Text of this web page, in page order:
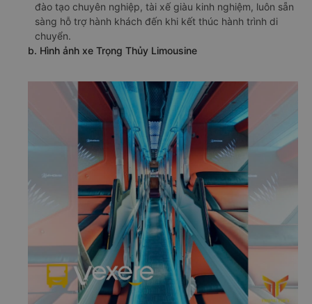
đào tạo chuyên nghiệp, tài xế giàu kinh nghiệm, luôn sẵn
sàng hỗ trợ hành khách đến khi kết thúc hành trình di
chuyển.
b. Hình ảnh xe Trọng Thủy Limousine